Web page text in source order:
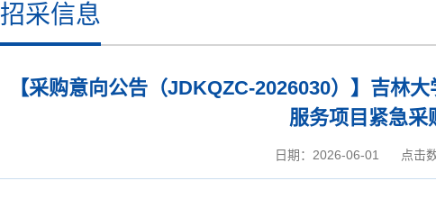
招采信息
【采购意向公告（JDKQZC-2026030）】吉林
服务项目紧急采
日期：2026-06-01 点击数